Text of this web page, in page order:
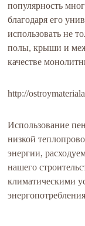
популярность
благодаря его
использовать не
полы, крыши и
качестве
http://
Использование
низкой
энергии,
нашего
климатическими